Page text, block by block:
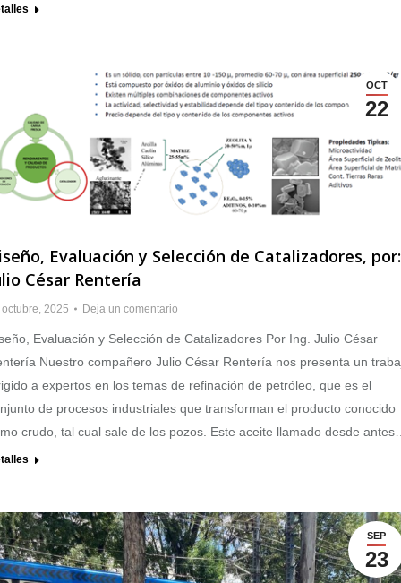
OCT
22
Evaluación y Selección de Catalizadores, por:
César Rentería
2025 Deja un comentario
Evaluación y Selección de Catalizadores Por Ing. Julio César
Nuestro compañero Julio César Rentería nos presenta un
a expertos en los temas de refinación de petróleo, que es el
de procesos industriales que transforman el producto conocido
crudo, tal cual sale de los pozos. Este aceite llamado desde
SEP
23